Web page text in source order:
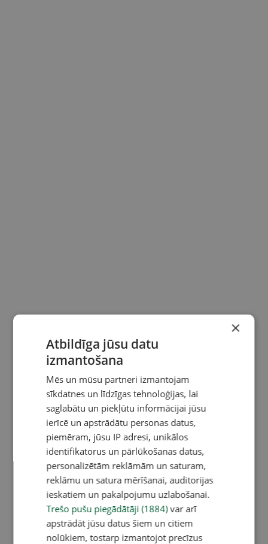
×
Atbildīga jūsu datu
izmantošana
Mēs un mūsu partneri izmantojam
sīkdatnes un līdzīgas tehnoloģijas, lai
saglabātu un piekļūtu informācijai jūsu
ierīcē un apstrādātu personas datus,
piemēram, jūsu IP adresi, unikālos
identifikatorus un pārlūkošanas datus,
personalizētām reklāmām un saturam,
reklāmu un satura mērīšanai, auditorijas
ieskatiem un pakalpojumu uzlabošanai.
Trešo pušu piegādātāji (1884)var arī
apstrādāt jūsu datus šiem un citiem
nolūkiem, tostarp izmantojot precīzus